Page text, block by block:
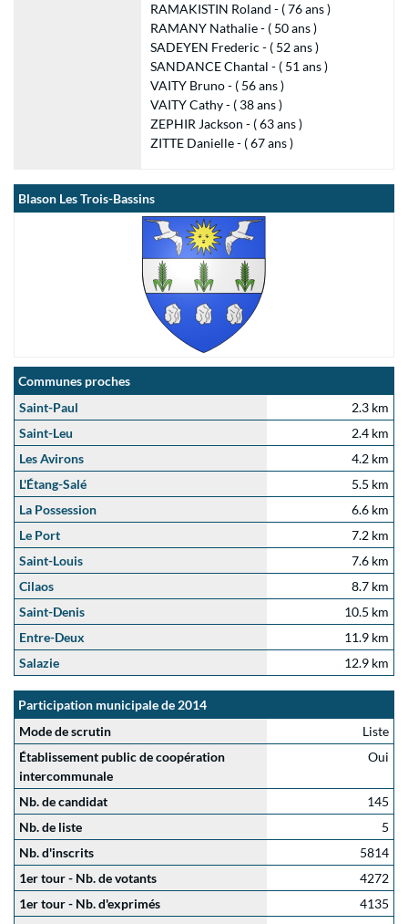
RAMAKISTIN Roland - ( 76 ans )
RAMANY Nathalie - ( 50 ans )
SADEYEN Frederic - ( 52 ans )
SANDANCE Chantal - ( 51 ans )
VAITY Bruno - ( 56 ans )
VAITY Cathy - ( 38 ans )
ZEPHIR Jackson - ( 63 ans )
ZITTE Danielle - ( 67 ans )
Blason Les Trois-Bassins
Communes proches
Saint-Paul
2.3 km
Saint-Leu
2.4 km
Les Avirons
4.2 km
L'Étang-Salé
5.5 km
La Possession
6.6 km
Le Port
7.2 km
Saint-Louis
7.6 km
Cilaos
8.7 km
Saint-Denis
10.5 km
Entre-Deux
11.9 km
Salazie
12.9 km
Participation municipale de 2014
Mode de scrutin
Liste
Établissement public de coopération
intercommunale
Oui
Nb. de candidat
145
Nb. de liste
5
Nb. d'inscrits
5814
1er tour - Nb. de votants
4272
1er tour - Nb. d'exprimés
4135